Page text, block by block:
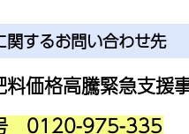
関するお問い合わせ先
料価格高騰緊急支援
0120-975-335